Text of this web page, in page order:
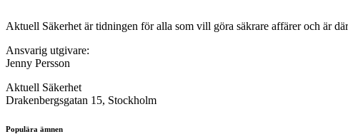
Aktuell Säkerhet är tidningen för alla som vill göra säkrare affärer och är
Ansvarig utgivare:
Jenny Persson
Aktuell Säkerhet
Drakenbergsgatan 15, Stockholm
Populära ämnen